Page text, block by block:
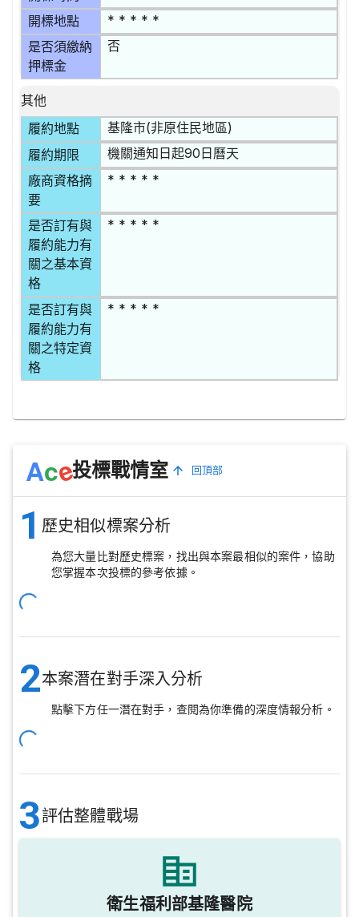
開標地點 * * * * *
是否須繳納
押標金
否
其他
履約地點
基隆市(非原住民地區)
履約期限 機關通知日起90日曆天
廠商資格摘
要
* * * * *
是否訂有與
履約能力有
關之基本資
格
* * * * *
是否訂有與
履約能力有
關之特定資
格
* * * * *
Ace投標戰情室 回頂部
1 歷史相似標案分析
為您大量比對歷史標案，找出與本案最相似的案件，協助
您掌握本次投標的參考依據。
2本案潛在對手深入分析
點擊下方任一潛在對手，查閱為你準備的深度情報分析。
3評估整體戰場
衛生福利部基隆醫院